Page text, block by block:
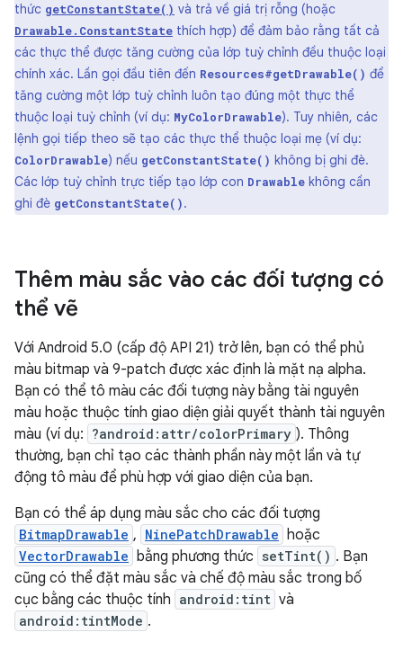
thức getConstantState() và trả về giá trị rỗng (hoặc
Drawable.ConstantState thích hợp) để đảm bảo rằng tất cả
các thực thể được tăng cường của lớp tuỳ chỉnh đều thuộc loại
chính xác. Lần gọi đầu tiên đến Resources#getDrawable() để
tăng cường một lớp tuỳ chỉnh luôn tạo đúng một thực thể
thuộc loại tuỳ chỉnh (ví dụ: MyColorDrawable). Tuy nhiên, các
lệnh gọi tiếp theo sẽ tạo các thực thể thuộc loại mẹ (ví dụ:
ColorDrawable) nếu getConstantState() không bị ghi đè.
Các lớp tuỳ chỉnh trực tiếp tạo lớp con Drawable không cần
ghi đè getConstantState().
Thêm màu sắc vào các đối tượng có
thể vẽ
Với Android 5.0 (cấp độ API 21) trở lên, bạn có thể phủ
màu bitmap và 9-patch được xác định là mặt nạ alpha.
Bạn có thể tô màu các đối tượng này bằng tài nguyên
màu hoặc thuộc tính giao diện giải quyết thành tài nguyên
màu (ví dụ: ?android:attr/colorPrimary ). Thông
thường, bạn chỉ tạo các thành phần này một lần và tự
động tô màu để phù hợp với giao diện của bạn.
Bạn có thể áp dụng màu sắc cho các đối tượng
BitmapDrawable , NinePatchDrawable hoặc
VectorDrawable bằng phương thức setTint() . Bạn
cũng có thể đặt màu sắc và chế độ màu sắc trong bố
cục bằng các thuộc tính android:tint và
android:tintMode .